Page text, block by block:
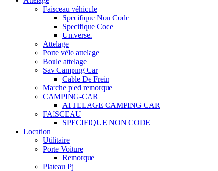
Faisceau véhicule
Specifique Non Code
Specifique Code
Universel
Attelage
Porte vélo attelage
Boule attelage
Sav Camping Car
Cable De Frein
Marche pied remorque
CAMPING-CAR
ATTELAGE CAMPING CAR
FAISCEAU
SPECIFIQUE NON CODE
Location
Utilitaire
Porte Voiture
Remorque
Plateau Pj